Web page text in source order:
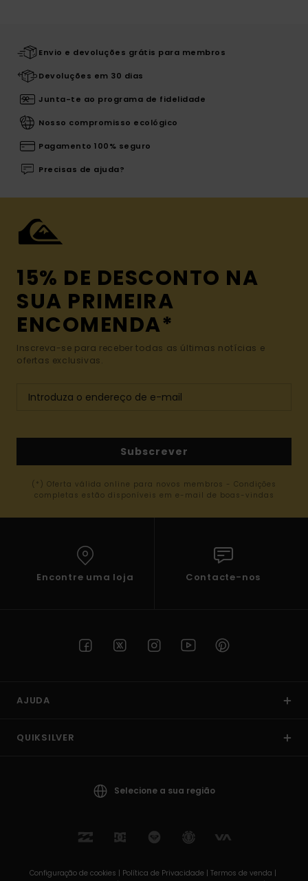
Envio e devoluções grátis para membros
Devoluções em 30 dias
Junta-te ao programa de fidelidade
Nosso compromisso ecológico
Pagamento 100% seguro
Precisas de ajuda?
15% DE DESCONTO NA
SUA PRIMEIRA
ENCOMENDA*
Inscreva-se para receber todas as últimas notícias e
ofertas exclusivas.
Subscrever
(*) Oferta válida online para novos membros - Condições
completas estão disponíveis em e-mail de boas-vindas
Encontre uma loja Contacte-nos
AJUDA
QUIKSILVER
Selecione a sua região
Configuração de cookies | Política de Privacidade | Termos de venda |